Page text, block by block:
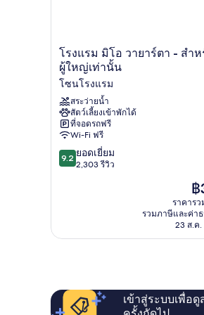
ริม
ทะเล
ว่าย
น้ำ
ส่วน
ตัว,
ริม
ทะเล
โรงแรม
มิโอ
วา
ยาร์
ตา
-
สำหรับ
ผู้ใหญ่
เท่านั้น
โซน
โรงแรม มิโอ วายาร์ตา - สำห
ผู้ใหญ่เท่านั้น
โซนโรงแรม
สระว่ายน้ำ
สัตว์เลี้ยงเข้าพักได้
ที่จอดรถฟรี
Wi-Fi ฟรี
9.2
จาก
9.2 ยอดเยี่ยม
2,303 รีวิว
ร
ปัจ
คือ
฿
฿
ราคาร
รวมภาษีและค่าธ
23 ส.ค
เข้าสู่ระบบเพื่อ